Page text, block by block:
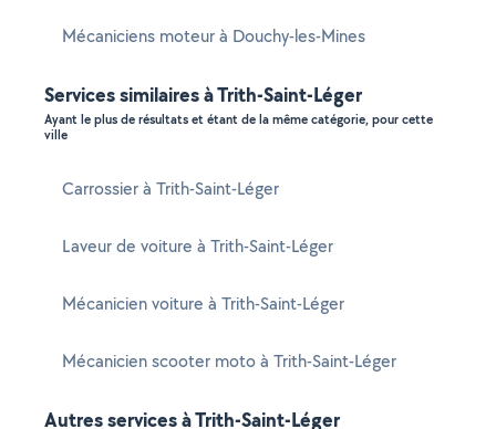
Mécaniciens moteur à Douchy-les-Mines
Services similaires à Trith-Saint-Léger
Ayant le plus de résultats et étant de la même catégorie, pour cette
ville
Carrossier à Trith-Saint-Léger
Laveur de voiture à Trith-Saint-Léger
Mécanicien voiture à Trith-Saint-Léger
Mécanicien scooter moto à Trith-Saint-Léger
Autres services à Trith-Saint-Léger